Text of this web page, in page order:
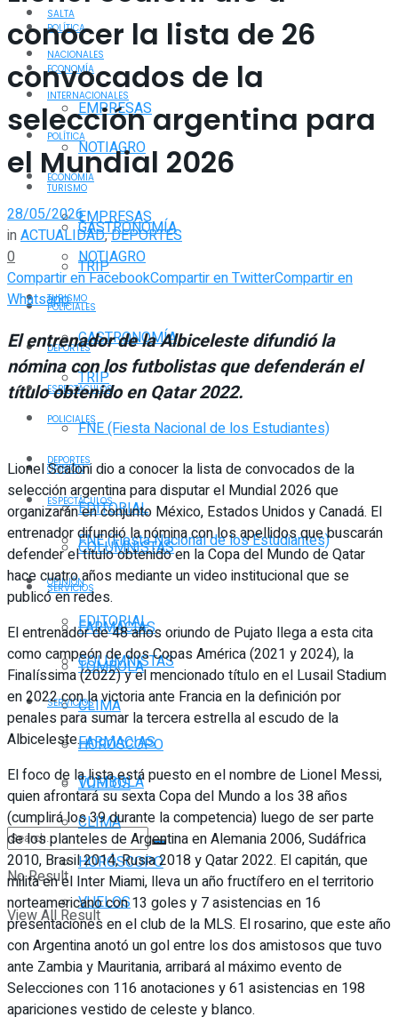
POLÍTICA
ECONOMÍA
EMPRESAS
NOTIAGRO
TURISMO
GASTRONOMÍA
TRIP
POLICIALES
DEPORTES
ESPECTÁCULOS
FNE (Fiesta Nacional de los Estudiantes)
OPINIÓN
EDITORIAL
COLUMNISTAS
SERVICIOS
FARMACIAS
TOMBOLA
CLIMA
HORÓSCOPO
VUELOS
No Result
View All Result
SALTA
NACIONALES
INTERNACIONALES
POLÍTICA
ECONOMÍA
EMPRESAS
NOTIAGRO
TURISMO
GASTRONOMÍA
TRIP
POLICIALES
DEPORTES
ESPECTÁCULOS
FNE (Fiesta Nacional de los Estudiantes)
OPINIÓN
EDITORIAL
COLUMNISTAS
SERVICIOS
FARMACIAS
TOMBOLA
CLIMA
HORÓSCOPO
VUELOS
conocer la lista de 26
convocados de la
selección argentina para
el Mundial 2026
28/05/2026
inACTUALIDAD,DEPORTES
0
Compartir en FacebookCompartir en TwitterCompartir en
Whatsapp
El entrenador de la Albiceleste difundió la
nómina con los futbolistas que defenderán el
título obtenido en Qatar 2022.
Lionel Scaloni dio a conocer la lista de convocados de la
selección argentina para disputar el Mundial 2026 que
organizarán en conjunto México, Estados Unidos y Canadá. El
entrenador difundió la nómina con los apellidos que buscarán
defender el título obtenido en la Copa del Mundo de Qatar
hace cuatro años mediante un video institucional que se
publicó en redes.
El entrenador de 48 años oriundo de Pujato llega a esta cita
como campeón de dos Copas América (2021 y 2024), la
Finalíssima (2022) y el mencionado título en el Lusail Stadium
en 2022 con la victoria ante Francia en la definición por
penales para sumar la tercera estrella al escudo de la
Albiceleste.
El foco de la lista está puesto en el nombre de Lionel Messi,
quien afrontará su sexta Copa del Mundo a los 38 años
(cumplirá los 39 durante la competencia) luego de ser parte
de los planteles de Argentina en Alemania 2006, Sudáfrica
2010, Brasil 2014, Rusia 2018 y Qatar 2022. El capitán, que
milita en el Inter Miami, lleva un año fructífero en el territorio
norteamericano con 13 goles y 7 asistencias en 16
presentaciones en el club de la MLS. El rosarino, que este año
con Argentina anotó un gol entre los dos amistosos que tuvo
ante Zambia y Mauritania, arribará al máximo evento de
Selecciones con 116 anotaciones y 61 asistencias en 198
apariciones vestido de celeste y blanco.